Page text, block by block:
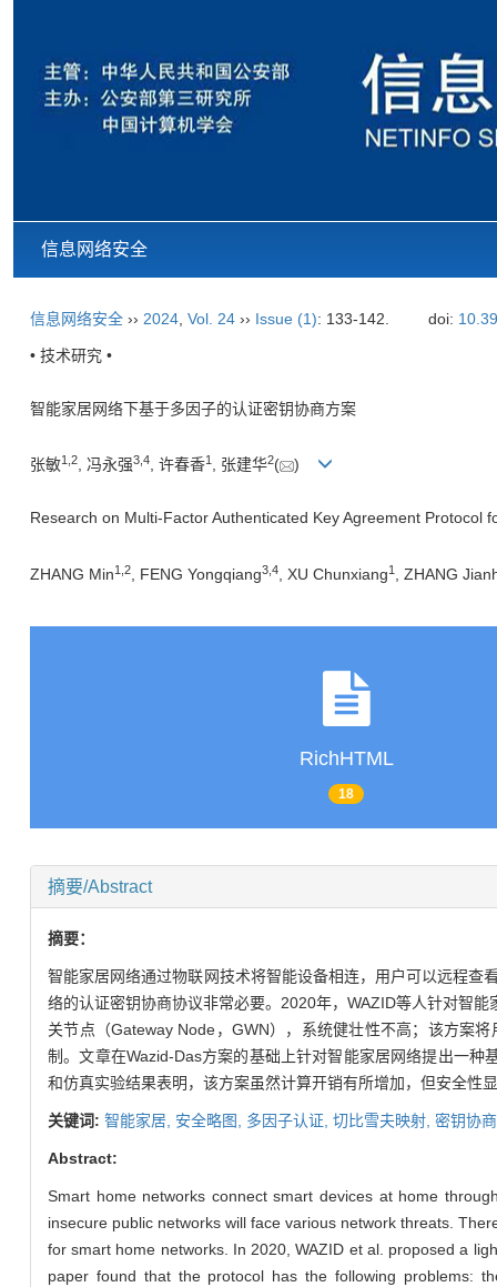
信息网络安全
信息网络安全 ›› 2024 Vol. 24 ›› Issue (1): 133-142. doi:
• 技术研究 •
智能家居网络下基于多因子的认证密钥协商方案
张敏1 2, 冯永强3 4, 许春香1 , 张建华2( )
Research on Multi-Factor Authenticated Key Agreement Protocol
ZHANG Min1 2 , FENG Yongqiang3 4 , XU Chunxiang1 , ZHANG
RichHTML
18
摘要/Abstract
摘要：
智能家居网络通过物联网技术将智能设备相连，用户可以远程
络的认证密钥协商协议非常必要。2020年，WAZID等人针对智
关节点（Gateway Node，GWN），系统健壮性不高；该方案
制。文章在Wazid-Das方案的基础上针对智能家居网络提出一
和仿真实验结果表明，该方案虽然计算开销有所增加，但安全性
关键词: 智能家居, 安全略图, 多因子认证, 切比雪夫映射, 密钥协商
Abstract:
Smart home networks connect smart devices at home
insecure public networks will face various network threats.
for smart home networks. In 2020, WAZID et al. proposed a
paper found that the protocol has the following problems: